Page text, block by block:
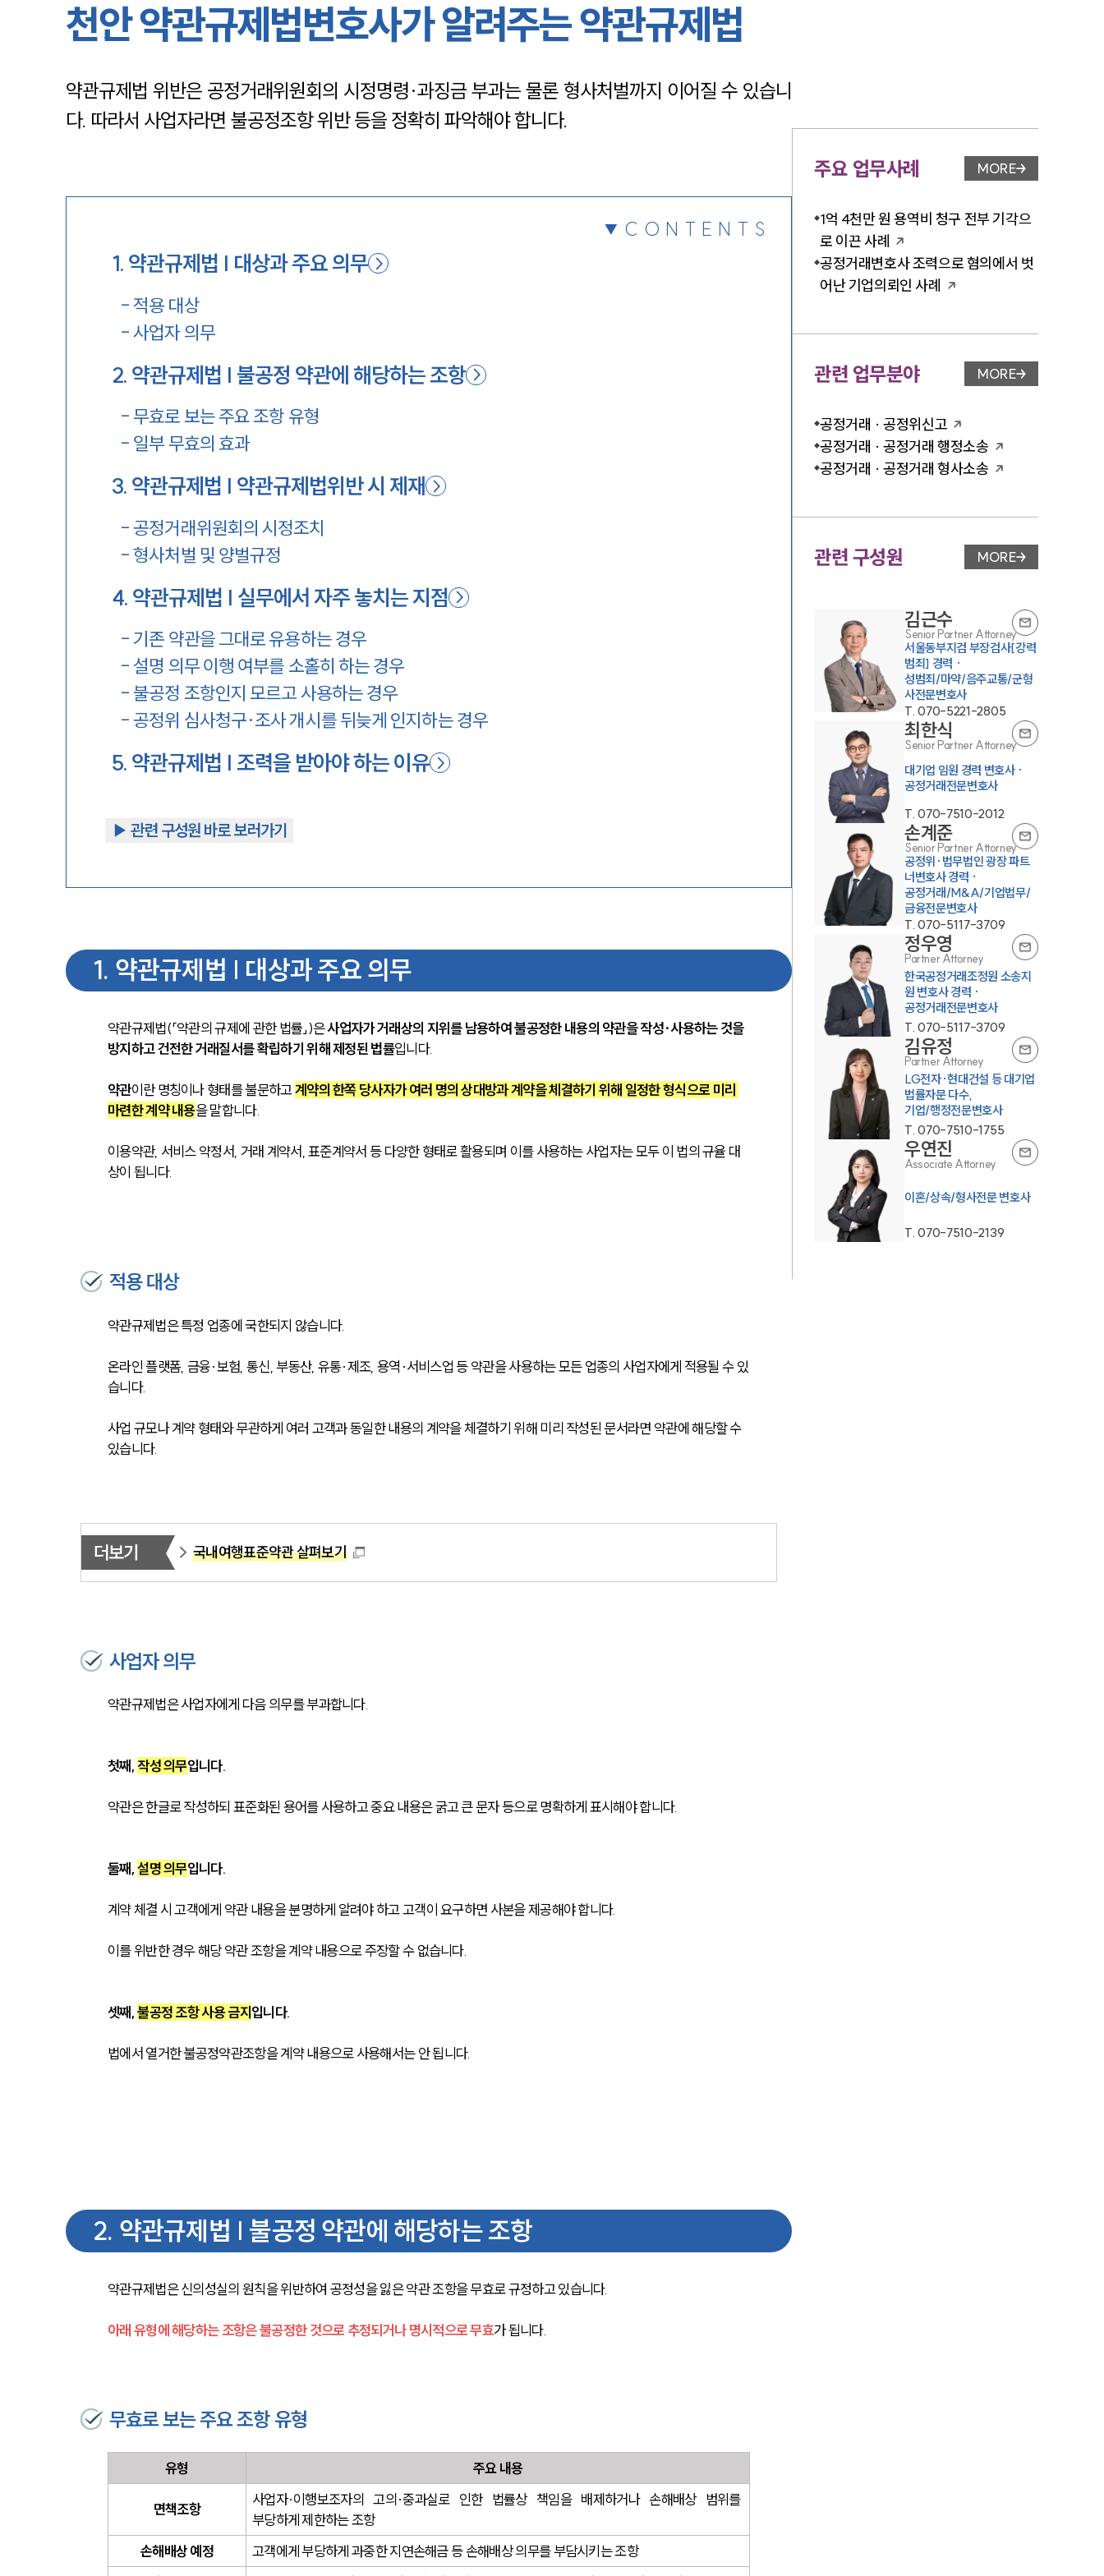
채용정보
1800-7905
천안 약관규제법변호사가 알려주는 약관규제법
약관규제법 위반은 공정거래위원회의 시정명령·과징금 부과는 물론 형사처벌까지 이어질 수 있습니
다. 따라서 사업자라면 불공정조항 위반 등을 정확히 파악해야 합니다.
CONTENTS
1. 약관규제법 | 대상과 주요 의무
- 적용 대상
-사업자 의무
2. 약관규제법 | 불공정 약관에 해당하는 조항
- 무효로 보는 주요 조항 유형
- 일부 무효의 효과
3. 약관규제법 | 약관규제법위반 시 제재
-공정거래위원회의 시정조치
-형사처벌 및 양벌규정
4. 약관규제법 | 실무에서 자주 놓치는 지점
- 기존 약관을 그대로 유용하는 경우
- 설명 의무 이행 여부를 소홀히 하는 경우
- 불공정 조항인지 모르고 사용하는 경우
-공정위 심사청구·조사 개시를 뒤늦게 인지하는 경우
5. 약관규제법 | 조력을 받아야 하는 이유
▶︎ 관련 구성원 바로 보러가기
1. 약관규제법 | 대상과 주요 의무
약관규제법(「약관의 규제에 관한 법률」)은 사업자가 거래상의 지위를 남용하여 불공정한 내용의 약관을 작성·사용하는 것을
방지하고 건전한 거래질서를 확립하기 위해 제정된 법률입니다.
약관이란 명칭이나 형태를 불문하고 계약의 한쪽 당사자가 여러 명의 상대방과 계약을 체결하기 위해 일정한 형식으로 미리
마련한 계약 내용을 말합니다.
이용약관, 서비스 약정서, 거래 계약서, 표준계약서 등 다양한 형태로 활용되며 이를 사용하는 사업자는 모두 이 법의 규율 대
상이 됩니다.
적용 대상
약관규제법은 특정 업종에 국한되지 않습니다.
온라인 플랫폼, 금융·보험, 통신, 부동산, 유통·제조, 용역·서비스업 등 약관을 사용하는 모든 업종의 사업자에게 적용될 수 있
습니다.
사업 규모나 계약 형태와 무관하게 여러 고객과 동일한 내용의 계약을 체결하기 위해 미리 작성된 문서라면 약관에 해당할 수
있습니다.
더보기 국내여행표준약관 살펴보기
사업자 의무
약관규제법은 사업자에게 다음 의무를 부과합니다.
첫째, 작성 의무입니다.
약관은 한글로 작성하되 표준화된 용어를 사용하고 중요 내용은 굵고 큰 문자 등으로 명확하게 표시해야 합니다.
둘째, 설명 의무입니다.
계약 체결 시 고객에게 약관 내용을 분명하게 알려야 하고 고객이 요구하면 사본을 제공해야 합니다.
이를 위반한 경우 해당 약관 조항을 계약 내용으로 주장할 수 없습니다.
셋째, 불공정 조항 사용 금지 입니다.
법에서 열거한 불공정약관조항을 계약 내용으로 사용해서는 안 됩니다.
2. 약관규제법 | 불공정 약관에 해당하는 조항
약관규제법은 신의성실의 원칙을 위반하여 공정성을 잃은 약관 조항을 무효로 규정하고 있습니다.
아래 유형에 해당하는 조항은 불공정한 것으로 추정되거나 명시적으로 무효가 됩니다.
무효로 보는 주요 조항 유형
유형 주요 내용
면책조항
사업자·이행보조자의 고의·중과실로 인한 법률상 책임을 배제하거나 손해배상 범위를
부당하게 제한하는 조항
손해배상 예정
고객에게 부당하게 과중한 지연손해금 등 손해배상 의무를 부담시키는 조항
주요 업무사례 업무사례 페이지 이
MORE
1억 4천만 원 용역비 청구 전부 기각으
로 이끈 사례
공정거래변호사 조력으로 혐의에서 벗
어난 기업의뢰인 사례
관련 업무분야 업무분야 페이지 이
MORE
공정거래 · 공정위신고
공정거래 · 공정거래 행정소송
공정거래 · 공정거래 형사소송
관련 구성원 변호사 페이지 이동
MORE
김근수
Senior Partner Attorney
서울동부지검 부장검사[강력
범죄] 경력 ·
성범죄/마약/음주교통/군형
사전문변호사
T.070-5221-2805
최한식
Senior Partner Attorney
대기업 임원 경력 변호사 ·
공정거래전문변호사
T.070-7510-2012
손계준
Senior Partner Attorney
공정위·법무법인 광장 파트
너변호사 경력 ·
공정거래/M&A/기업법무/
금융전문변호사
T.070-5117-3709
정우영
Partner Attorney
한국공정거래조정원 소송지
원 변호사 경력 ·
공정거래전문변호사
T.070-5117-3709
김유정
Partner Attorney
LG전자·현대건설 등 대기업
법률자문 다수,
기업/행정전문변호사
T.070-7510-1755
우연진
Associate Attorney
이혼/상속/형사전문 변호사
T.070-7510-2139